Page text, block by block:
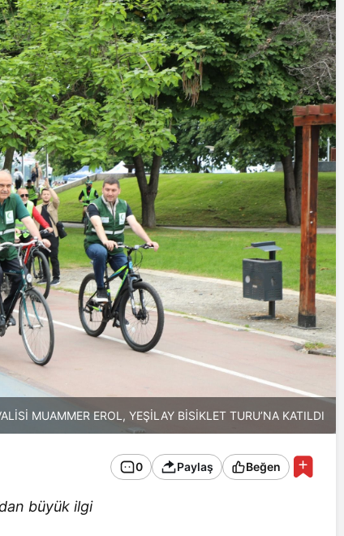
MUAMMER EROL, YEŞİLAY BİSİKLET TURU’NA KATILDI
0 Paylaş Beğen
büyük ilgi